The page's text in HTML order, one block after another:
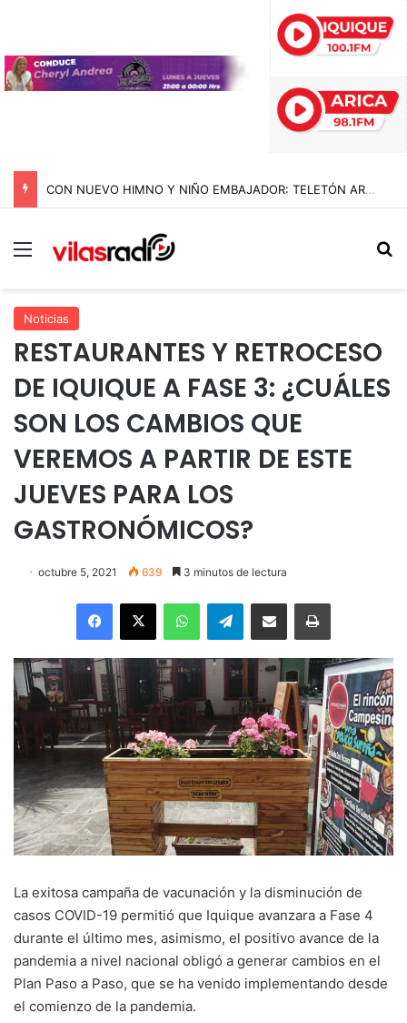
CON NUEVO HIMNO Y NIÑO EMBAJADOR: TELETÓN ARRANCA SU CAMPAÑA 2026 CON LA META DE SUPERAR LOS $44 MIL MILLONES
Menú
Noticias
RESTAURANTES Y RETROCESO
DE IQUIQUE A FASE 3: ¿CUÁLES
SON LOS CAMBIOS QUE
VEREMOS A PARTIR DE ESTE
JUEVES PARA LOS
GASTRONÓMICOS?
octubre 5, 2021 639 3 minutos de lectura
Facebook
X WhatsAppTelegramEnviar vía email Imprimir
La exitosa campaña de vacunación y la disminución de
casos COVID-19 permitió que Iquique avanzara a Fase 4
durante el último mes, asimismo, el positivo avance de la
pandemia a nivel nacional obligó a generar cambios en el
Plan Paso a Paso, que se ha venido implementando desde
el comienzo de la pandemia.